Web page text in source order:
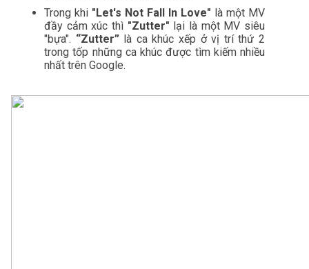
Trong khi "Let's Not Fall In Love" là một MV
đầy cảm xúc thì "Zutter" lại là một MV siêu
"bựa". “Zutter” là ca khúc xếp ở vị trí thứ 2
trong tốp những ca khúc được tìm kiếm nhiều
nhất trên Google.